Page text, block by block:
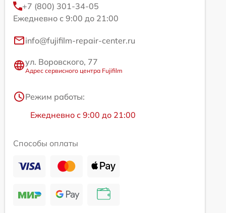
+7 (800) 301-34-05
Ежедневно с 9:00 до 21:00
info@fujifilm-repair-center.ru
ул. Воровского, 77
Адрес сервисного центра Fujifilm
Режим работы:
Ежедневно с 9:00 до 21:00
Способы оплаты